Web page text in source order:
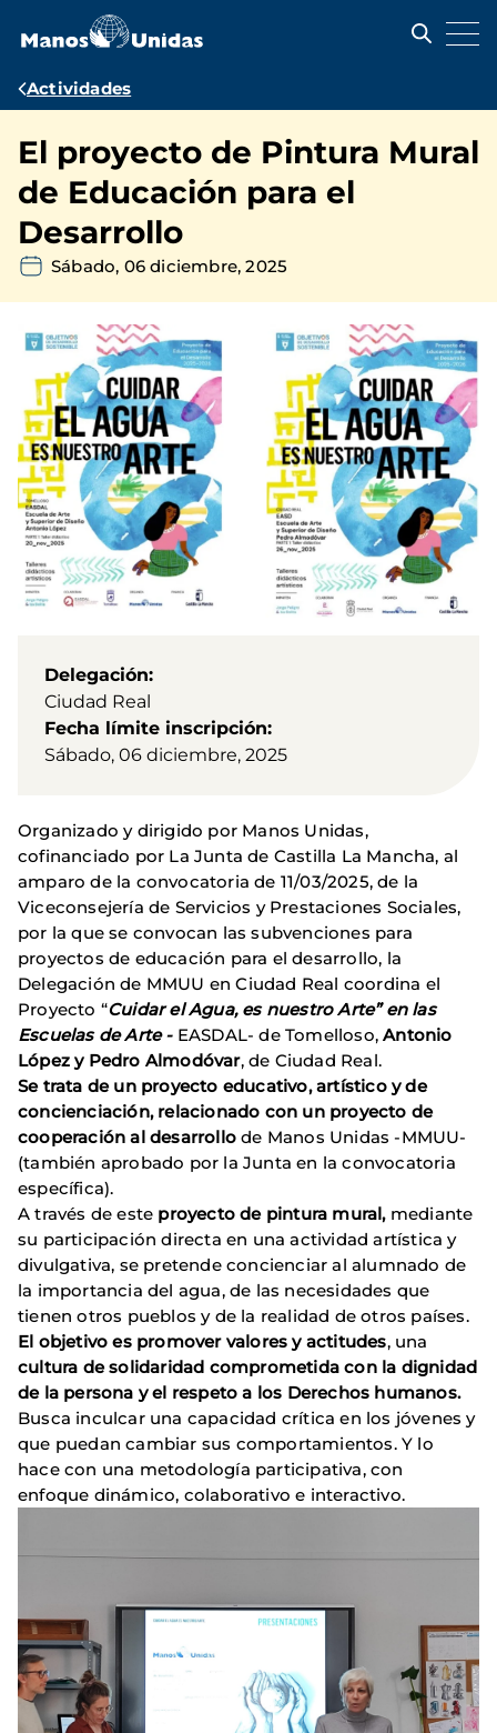
contenido
Ruta
navegación
Actividades
El proyecto de Pintura Mural
de Educación para el
Desarrollo
Sábado, 06 diciembre, 2025
Delegación
Ciudad Real
Fecha límite inscripción
Sábado, 06 diciembre, 2025
Organizado y dirigido por Manos Unidas,
cofinanciado por La Junta de Castilla La Mancha, al
amparo de la convocatoria de 11/03/2025, de la
Viceconsejería de Servicios y Prestaciones Sociales,
por la que se convocan las subvenciones para
proyectos de educación para el desarrollo, la
Delegación de MMUU en Ciudad Real coordina el
Proyecto “Cuidar el Agua, es nuestro Arte” en las
Escuelas de Arte - EASDAL- de Tomelloso,Antonio
López y Pedro Almodóvar, de Ciudad Real.
Se trata de un proyecto educativo, artístico y de
concienciación, relacionado con un proyecto de
cooperación al desarrollo de Manos Unidas -MMUU-
(también aprobado por la Junta en la convocatoria
específica).
A través de este proyecto de pintura mural, mediante
su participación directa en una actividad artística y
divulgativa, se pretende concienciar al alumnado de
la importancia del agua, de las necesidades que
tienen otros pueblos y de la realidad de otros países.
El objetivo es promover valores y actitudes, una
cultura de solidaridad comprometida con la dignidad
de la persona y el respeto a los Derechos humanos.
Busca inculcar una capacidad crítica en los jóvenes y
que puedan cambiar sus comportamientos. Y lo
hace con una metodología participativa, con
enfoque dinámico, colaborativo e interactivo.